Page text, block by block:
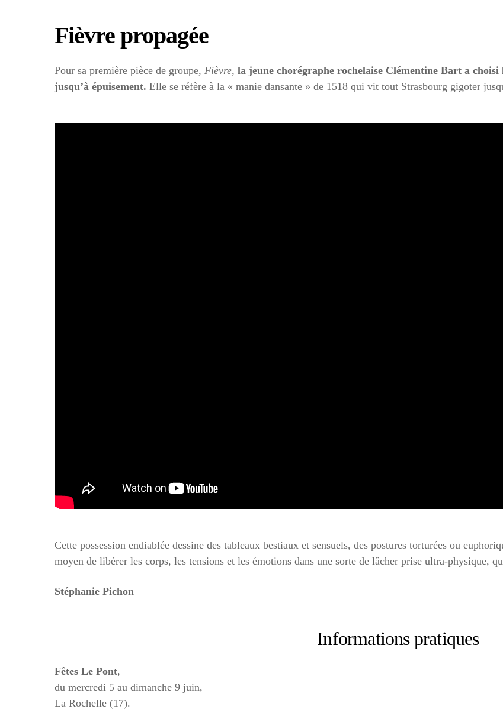
Fièvre propagée
Pour sa première pièce de groupe, Fièvre, la jeune chorégraphe rochelaise Clémentine Bart a
jusqu’à épuisement. Elle se réfère à la « manie dansante » de 1518 qui vit tout Strasbourg gigoter
Cette possession endiablée dessine des tableaux bestiaux et sensuels, des postures torturées ou
moyen de libérer les corps, les tensions et les émotions dans une sorte de lâcher prise ultra-physique,
Stéphanie Pichon
Informations pratiques
Fêtes Le Pont,
du mercredi 5 au dimanche 9 juin,
La Rochelle (17).